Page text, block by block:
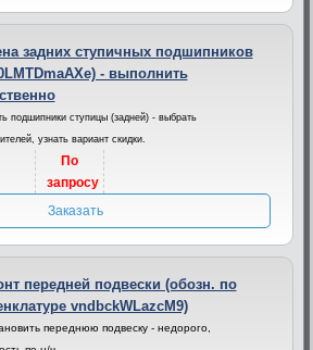
задних ступичных подшипников
- выполнить
подшипники ступицы (задней) - выбрать
узнать вариант скидки.
По
запросу
Заказать
передней подвески (обозн. по
vndbckWLazcM9)
переднюю подвеску - недорого,